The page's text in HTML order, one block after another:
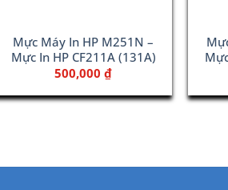
Mực Máy In HP M251N –
Mực In HP CF211A (131A)
500,000₫